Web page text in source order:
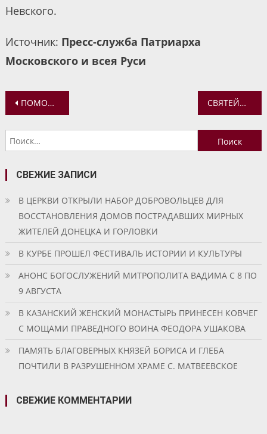
Невского.
Источник: Пресс-служба Патриарха
Московского и всея Руси
Навигация
по
записям
ПОМОЩЬ ДЕТЯМ ИЗ НУЖДАЮЩИХСЯ СЕМЕЙ СВЯТЕЙШИЙ ПАТРИАРХ КИРИЛЛ ВОЗГЛАВИЛ КРЕСТНЫЙ ХОД С МОЩАМИ БЛАГОВЕРНОГО КНЯЗЯ АЛЕКСАНДРА НЕВСКОГО
Найти:
СВЕЖИЕ ЗАПИСИ
В ЦЕРКВИ ОТКРЫЛИ НАБОР ДОБРОВОЛЬЦЕВ ДЛЯ
ВОССТАНОВЛЕНИЯ ДОМОВ ПОСТРАДАВШИХ МИРНЫХ
ЖИТЕЛЕЙ ДОНЕЦКА И ГОРЛОВКИ
В КУРБЕ ПРОШЕЛ ФЕСТИВАЛЬ ИСТОРИИ И КУЛЬТУРЫ
АНОНС БОГОСЛУЖЕНИЙ МИТРОПОЛИТА ВАДИМА С 8 ПО
9 АВГУСТА
В КАЗАНСКИЙ ЖЕНСКИЙ МОНАСТЫРЬ ПРИНЕСЕН КОВЧЕГ
С МОЩАМИ ПРАВЕДНОГО ВОИНА ФЕОДОРА УШАКОВА
ПАМЯТЬ БЛАГОВЕРНЫХ КНЯЗЕЙ БОРИСА И ГЛЕБА
ПОЧТИЛИ В РАЗРУШЕННОМ ХРАМЕ С. МАТВЕЕВСКОЕ
СВЕЖИЕ КОММЕНТАРИИ